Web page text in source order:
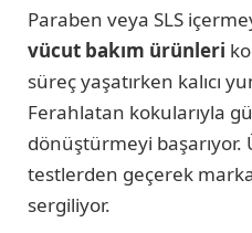
Paraben veya SLS
vücut bakım ürünleri
süreç yaşatırken kalıcı
Ferahlatan kokularıyla
dönüştürmeyi
testlerden geçerek
sergiliyor.